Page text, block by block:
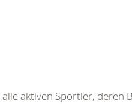
aktiven Sportler, deren